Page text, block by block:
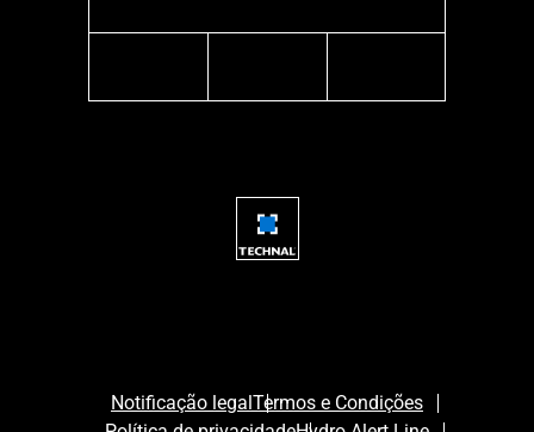
Notificação legalTermos e Condições